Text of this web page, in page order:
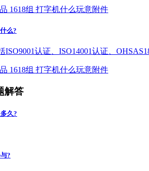
1618组 打字机什么玩意附件
么?
ISO9001认证、ISO14001认证、
1618组 打字机什么玩意附件
解答
久?
?